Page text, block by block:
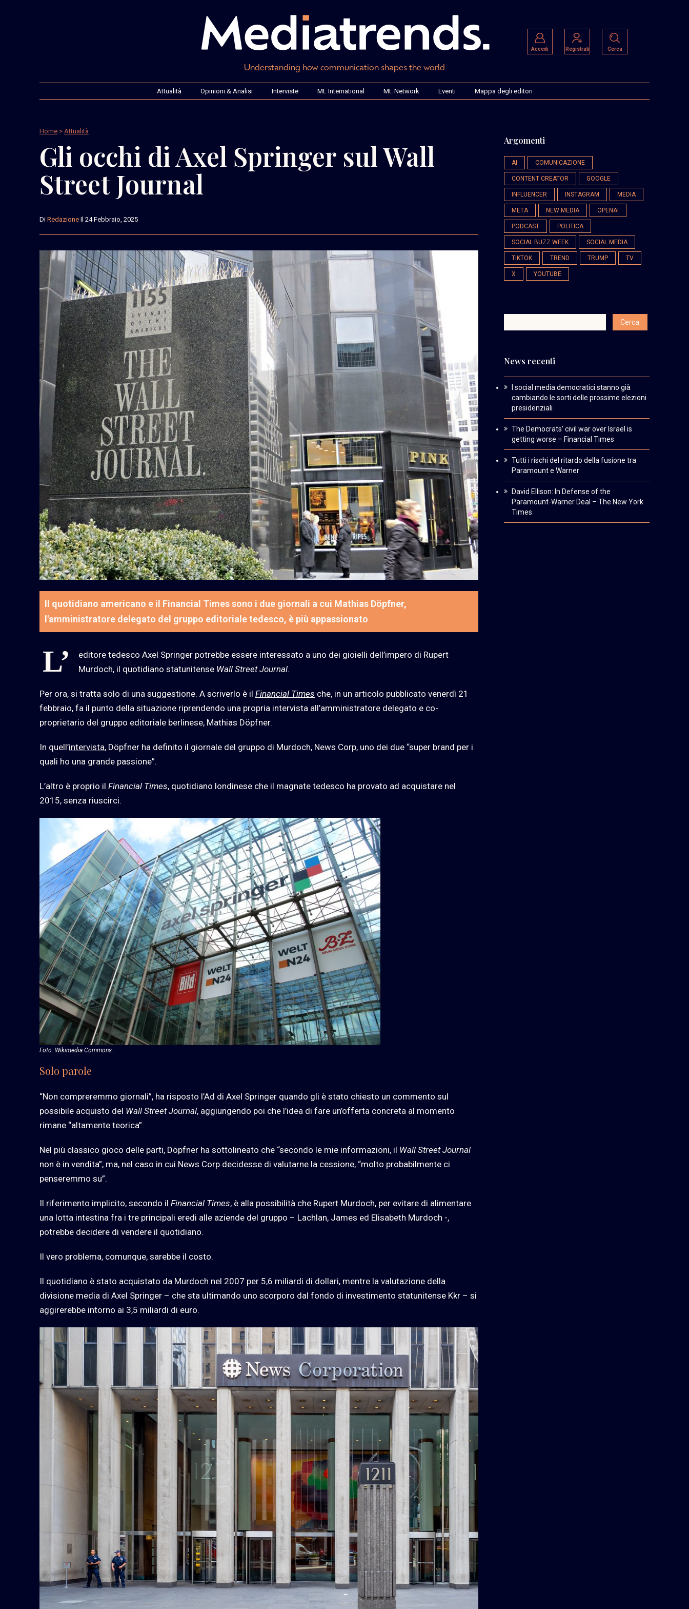
Understanding how communication shapes the world
Accedi Registrati Cerca
Attualità Opinioni & Analisi Interviste Mt. International Mt. Network Eventi Mappa degli editori
Home > Attualità
Gli occhi di Axel Springer sul Wall
Street Journal
Di Redazione Il 24 Febbraio, 2025
Il quotidiano americano e il Financial Times sono i due giornali a cui Mathias Döpfner,
l'amministratore delegato del gruppo editoriale tedesco, è più appassionato
L’
editore tedesco Axel Springer potrebbe essere interessato a uno dei gioielli dell’impero di Rupert
Murdoch, il quotidiano statunitense Wall Street Journal.
Per ora, si tratta solo di una suggestione. A scriverlo è il Financial Times che, in un articolo pubblicato venerdì 21
febbraio, fa il punto della situazione riprendendo una propria intervista all’amministratore delegato e co-
proprietario del gruppo editoriale berlinese, Mathias Döpfner.
In quell’intervista, Döpfner ha definito il giornale del gruppo di Murdoch, News Corp, uno dei due “super brand per i
quali ho una grande passione”.
L’altro è proprio il Financial Times, quotidiano londinese che il magnate tedesco ha provato ad acquistare nel
2015, senza riuscirci.
Foto: Wikimedia Commons.
Solo parole
“Non compreremmo giornali”, ha risposto l’Ad di Axel Springer quando gli è stato chiesto un commento sul
possibile acquisto del Wall Street Journal, aggiungendo poi che l’idea di fare un’offerta concreta al momento
rimane “altamente teorica”.
Nel più classico gioco delle parti, Döpfner ha sottolineato che “secondo le mie informazioni, il Wall Street Journal
non è in vendita”, ma, nel caso in cui News Corp decidesse di valutarne la cessione, “molto probabilmente ci
penseremmo su”.
Il riferimento implicito, secondo il Financial Times, è alla possibilità che Rupert Murdoch, per evitare di alimentare
una lotta intestina fra i tre principali eredi alle aziende del gruppo – Lachlan, James ed Elisabeth Murdoch -,
potrebbe decidere di vendere il quotidiano.
Il vero problema, comunque, sarebbe il costo.
Il quotidiano è stato acquistato da Murdoch nel 2007 per 5,6 miliardi di dollari, mentre la valutazione della
divisione media di Axel Springer – che sta ultimando uno scorporo dal fondo di investimento statunitense Kkr – si
aggirerebbe intorno ai 3,5 miliardi di euro.
Argomenti
AI COMUNICAZIONE
CONTENT CREATOR GOOGLE
INFLUENCER INSTAGRAM MEDIA
META NEW MEDIA OPENAI
PODCAST POLITICA
SOCIAL BUZZ WEEK SOCIAL MEDIA
TIKTOK TREND TRUMP TV
X YOUTUBE
News recenti
I social media democratici stanno già
cambiando le sorti delle prossime elezioni
presidenziali
The Democrats’ civil war over Israel is
getting worse – Financial Times
Tutti i rischi del ritardo della fusione tra
Paramount e Warner
David Ellison: In Defense of the
Paramount-Warner Deal – The New York
Times